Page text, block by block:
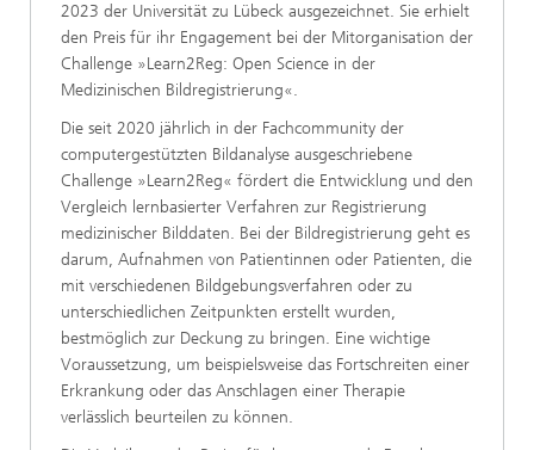
2023 der Universität zu Lübeck ausgezeichnet. Sie erhielt
den Preis für ihr Engagement bei der Mitorganisation der
Challenge »Learn2Reg: Open Science in der
Medizinischen Bildregistrierung«.
Die seit 2020 jährlich in der Fachcommunity der
computergestützten Bildanalyse ausgeschriebene
Challenge »Learn2Reg« fördert die Entwicklung und den
Vergleich lernbasierter Verfahren zur Registrierung
medizinischer Bilddaten. Bei der Bildregistrierung geht es
darum, Aufnahmen von Patientinnen oder Patienten, die
mit verschiedenen Bildgebungsverfahren oder zu
unterschiedlichen Zeitpunkten erstellt wurden,
bestmöglich zur Deckung zu bringen. Eine wichtige
Voraussetzung, um beispielsweise das Fortschreiten einer
Erkrankung oder das Anschlagen einer Therapie
verlässlich beurteilen zu können.